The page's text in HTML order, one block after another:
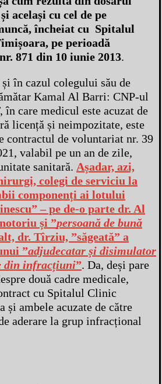
același cu cel de pe
încheiat cu Spitalul
pe perioadă
871 din 10 iunie 2013.
în cazul colegului său de
Kamal Al Barri: CNP-ul
care medicul este acuzat de
licență și neimpozitate, este
contractul de voluntariat nr. 39
valabil pe un an de zile,
sanitară. Așadar, azi,
colegi de serviciu la
componenți ai lotului
– pe de-o parte dr. Al
și ”persoană de bună
dr. Tîrziu, ”săgeată” a
”adjudecatar și disimulator
din infracțiuni”. Da, deși pare
două cadre medicale,
cu Spitalul Clinic
și ambele acuzate de către
aderare la grup infracțional